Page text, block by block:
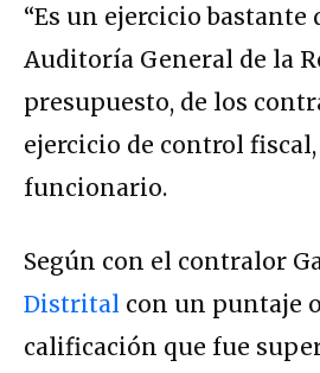
“Es un ejercicio
Auditoría General de la
presupuesto, de los
ejercicio de control
funcionario.
Según con el contralor
Distrital con un puntaje
calificación que fue